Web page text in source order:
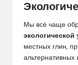
Мы всё чаще
экологической
местных глин,
альтернативных